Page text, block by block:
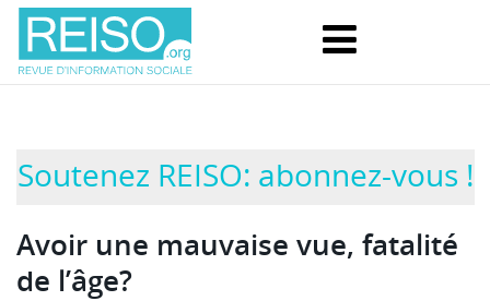
Soutenez REISO: abonnez-vous !
Avoir une mauvaise vue, fatalité
de l’âge?